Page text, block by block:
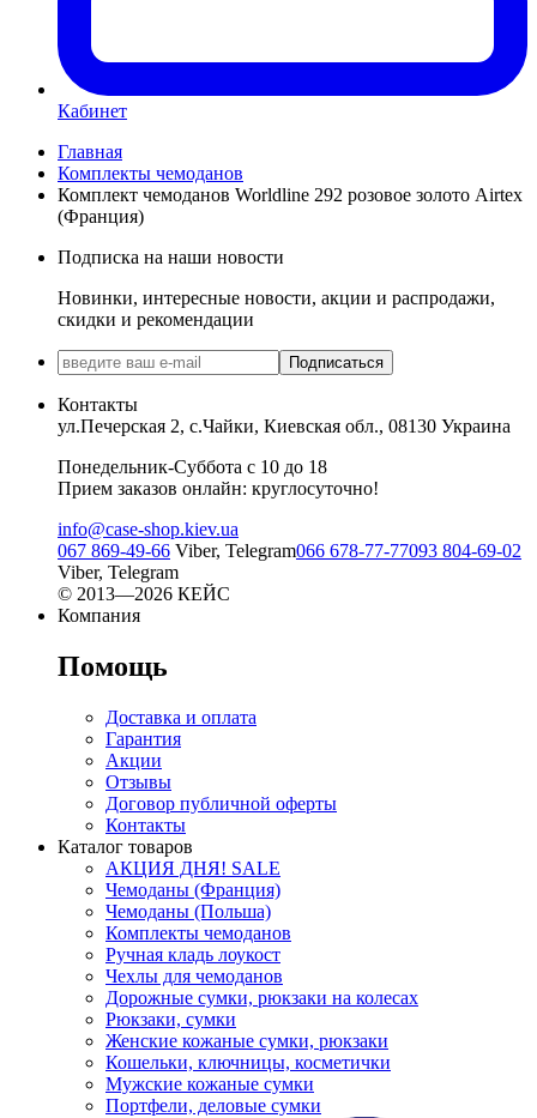
Кабинет
Главная
Комплекты чемоданов
Комплект чемоданов Worldline 292 розовое золото Airtex
(Франция)
Подписка на наши новости
Новинки, интересные новости, акции и распродажи,
скидки и рекомендации
Подписаться
Контакты
ул.Печерская 2, с.Чайки, Киевская обл., 08130 Украина
Понедельник-Суббота с 10 до 18
Прием заказов онлайн: круглосуточно!
info@case-shop.kiev.ua
067 869-49-66 Viber, Telegram066 678-77-77093 804-69-02
Viber, Telegram
© 2013—2026 КЕЙС
Компания
Помощь
Доставка и оплата
Гарантия
Акции
Отзывы
Договор публичной оферты
Контакты
Каталог товаров
АКЦИЯ ДНЯ! SALE
Чемоданы (Франция)
Чемоданы (Польша)
Комплекты чемоданов
Ручная кладь лоукост
Чехлы для чемоданов
Дорожные сумки, рюкзаки на колесах
Рюкзаки, сумки
Женские кожаные сумки, рюкзаки
Кошельки, ключницы, косметички
Мужские кожаные сумки
Портфели, деловые сумки